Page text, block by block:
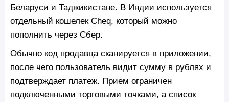
Беларуси и Таджикистане. В Индии используется
отдельный кошелек Cheq, который можно
пополнить через Сбер.
Обычно код продавца сканируется в приложении,
после чего пользователь видит сумму в рублях и
подтверждает платеж. Прием ограничен
подключенными торговыми точками, а список